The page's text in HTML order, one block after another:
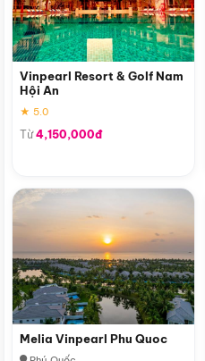
Vinpearl Resort & Golf Nam
Hội An
★ 5.0
Từ4,150,000đ
Melia Vinpearl Phu Quoc